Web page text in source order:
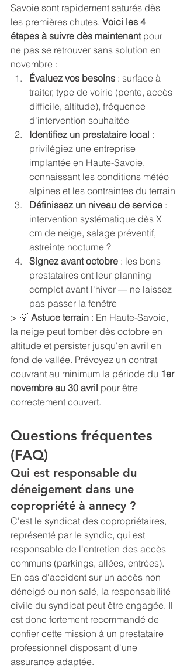
Savoie sont rapidement saturés dès
les premières chutes. Voici les 4
étapes à suivre dès maintenant pour
ne pas se retrouver sans solution en
novembre :
Évaluez vos besoins : surface à
traiter, type de voirie (pente, accès
difficile, altitude), fréquence
d'intervention souhaitée
Identifiez un prestataire local :
privilégiez une entreprise
implantée en Haute-Savoie,
connaissant les conditions météo
alpines et les contraintes du terrain
Définissez un niveau de service :
intervention systématique dès X
cm de neige, salage préventif,
astreinte nocturne ?
Signez avant octobre : les bons
prestataires ont leur planning
complet avant l'hiver — ne laissez
pas passer la fenêtre
> 💡 Astuce terrain : En Haute-Savoie,
la neige peut tomber dès octobre en
altitude et persister jusqu'en avril en
fond de vallée. Prévoyez un contrat
couvrant au minimum la période du 1er
novembre au 30 avril pour être
correctement couvert.
Questions fréquentes
(FAQ)
Qui est responsable du
déneigement dans une
copropriété à annecy ?
C'est le syndicat des copropriétaires,
représenté par le syndic, qui est
responsable de l'entretien des accès
communs (parkings, allées, entrées).
En cas d'accident sur un accès non
déneigé ou non salé, la responsabilité
civile du syndicat peut être engagée. Il
est donc fortement recommandé de
confier cette mission à un prestataire
professionnel disposant d'une
assurance adaptée.